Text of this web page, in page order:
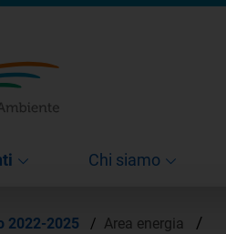
Chi siamo
2022-2025 / Area energia /